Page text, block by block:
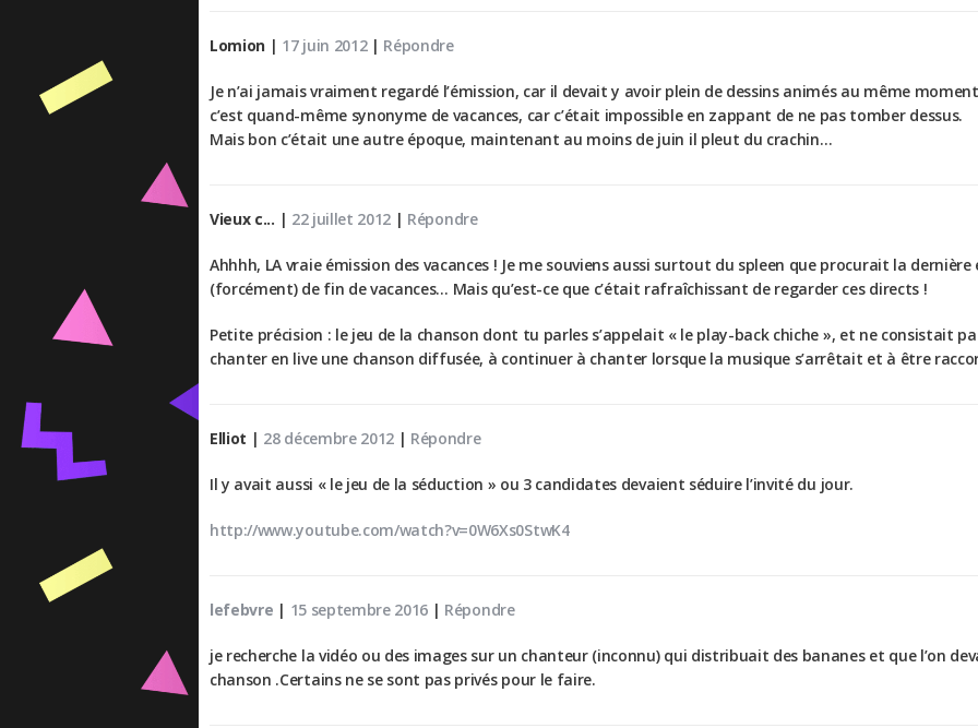
Lomion | 17 juin 2012| Répondre
Je n’ai jamais vraiment regardé l’émission, car il devait y avoir plein de dessins animés au même
c’est quand-même synonyme de vacances, car c’était impossible en zappant de ne pas tomber dessus.
Mais bon c’était une autre époque, maintenant au moins de juin il pleut du crachin…
Vieux c... | 22 juillet 2012 | Répondre
Ahhhh, LA vraie émission des vacances ! Je me souviens aussi surtout du spleen que procurait la dernière
(forcément) de fin de vacances… Mais qu’est-ce que c’était rafraîchissant de regarder ces directs !
Petite précision : le jeu de la chanson dont tu parles s’appelait « le play-back chiche », et ne consistait
chanter en live une chanson diffusée, à continuer à chanter lorsque la musique s’arrêtait et à être
Elliot | 28 décembre 2012 | Répondre
Il y avait aussi « le jeu de la séduction » ou 3 candidates devaient séduire l’invité du jour.
http://www.youtube.com/watch?v=0W6Xs0StwK4
lefebvre | 15 septembre 2016 | Répondre
je recherche la vidéo ou des images sur un chanteur (inconnu) qui distribuait des bananes et que l’on
chanson .Certains ne se sont pas privés pour le faire.